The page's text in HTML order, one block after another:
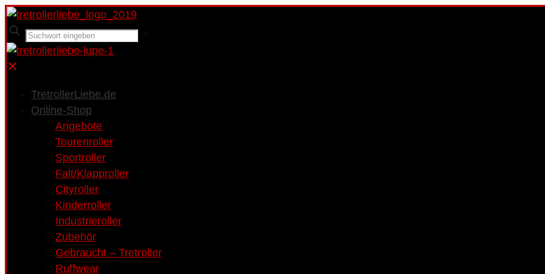
✕
TretrollerLiebe.de
Online-Shop
Angebote
Tourenroller
Sportroller
Falt/Klapproller
Cityroller
Kinderroller
Industrieroller
Zubehör
Gebraucht – Tretroller
Ruffwear